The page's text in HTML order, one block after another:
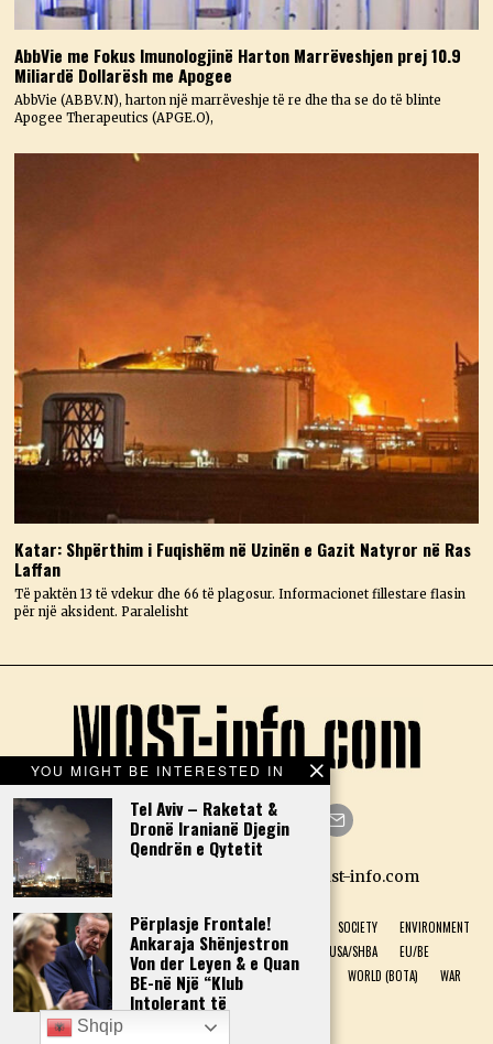
AbbVie me Fokus Imunologjinë Harton Marrëveshjen prej 10.9
Miliardë Dollarësh me Apogee
AbbVie (ABBV.N), harton një marrëveshje të re dhe tha se do të blinte
Apogee Therapeutics (APGE.O),
Katar: Shpërthim i Fuqishëm në Uzinën e Gazit Natyror në Ras
Laffan
Të paktën 13 të vdekur dhe 66 të plagosur. Informacionet fillestare flasin
për një aksident. Paralelisht
YOU MIGHT BE INTERESTED IN
Tel Aviv – Raketat &
Dronë Iranianë Djegin
Qendrën e Qytetit
Përplasje Frontale!
Ankaraja Shënjestron
Von der Leyen & e Quan
BE-në Një “Klub
Intolerant të
Krishterësh”!
Facebook
TwitterInstagram
Designed by N.D. — Copyright Mast-info.com
HOME POLITICS ECONOMY CULTURE SOCIETY
ENVIRONMENT
NATURAL PHENOMENON
HEALTH SPORT USA/SHBA
EU/BE
ALBANIA (SHQIPËRI)
GREECE (GREQI) TECHNOLOGY WORLD (BOTA)
WAR
INTERVIEW
Shqip